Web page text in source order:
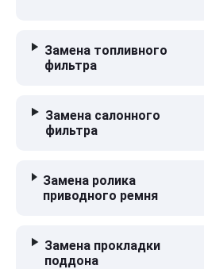
Замена топливного
фильтра
Замена салонного
фильтра
Замена ролика
приводного ремня
Замена прокладки
поддона